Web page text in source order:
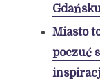
Miasto
poczuć